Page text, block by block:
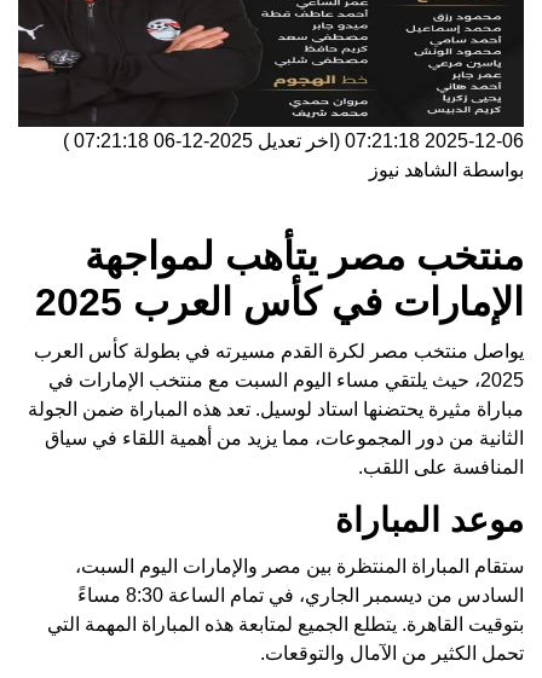
2025-12-06 07:21:18 (اخر تعديل 2025-12-06 07:21:18
)
بواسطة الشاهد نيوز
منتخب مصر يتأهب لمواجهة
الإمارات في كأس العرب 2025
يواصل منتخب مصر لكرة القدم مسيرته في بطولة كأس العرب
2025، حيث يلتقي مساء اليوم السبت مع منتخب الإمارات في
مباراة مثيرة يحتضنها استاد لوسيل. تعد هذه المباراة ضمن الجولة
الثانية من دور المجموعات، مما يزيد من أهمية اللقاء في سياق
المنافسة على اللقب.
موعد المباراة
ستقام المباراة المنتظرة بين مصر والإمارات اليوم السبت،
السادس من ديسمبر الجاري، في تمام الساعة 8:30 مساءً
بتوقيت القاهرة. يتطلع الجميع لمتابعة هذه المباراة المهمة التي
تحمل الكثير من الآمال والتوقعات.